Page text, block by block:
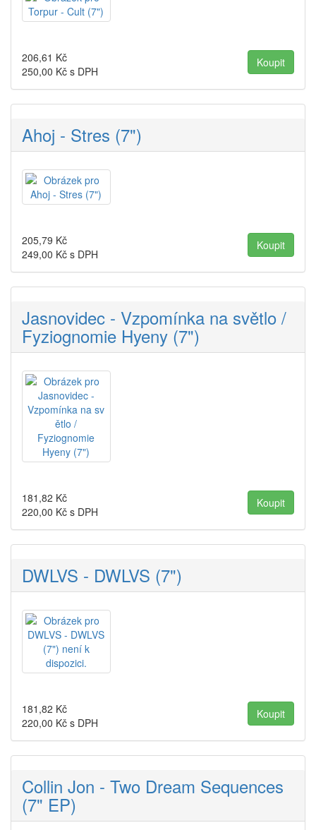
206,61 Kč
250,00 Kč s DPH
Ahoj - Stres (7")
205,79 Kč
249,00 Kč s DPH
Jasnovidec - Vzpom​í​nka na sv​ě​tlo /
Fyziognomie Hyeny (7")
181,82 Kč
220,00 Kč s DPH
DWLVS - DWLVS (7")
181,82 Kč
220,00 Kč s DPH
Collin Jon - Two Dream Sequences
(7" EP)